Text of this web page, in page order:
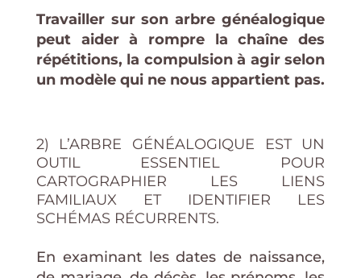
Travailler sur son arbre généalogique
peut aider à rompre la chaîne des
répétitions, la compulsion à agir selon
un modèle qui ne nous appartient pas.
2) L’ARBRE GÉNÉALOGIQUE EST UN
OUTIL ESSENTIEL POUR
CARTOGRAPHIER LES LIENS
FAMILIAUX ET IDENTIFIER LES
SCHÉMAS RÉCURRENTS.
En examinant les dates de naissance,